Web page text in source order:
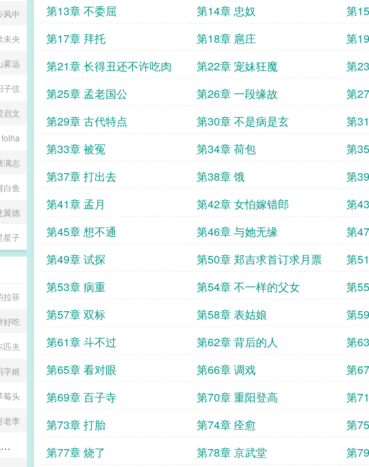
第13章 不委屈
第14章 忠奴 第
第17章 拜托
第18章 扈庄 第
第21章 长得丑还不许吃肉
第22章 宠妹狂魔 第
第25章 孟老国公
第26章 一段缘故 第
第29章 古代特点
第30章 不是病是玄 第
第33章 被冤
第34章 荷包 第
第37章 打出去
第38章 饿 第
第41章 孟月
第42章 女怕嫁错郎 第
第45章 想不通
第46章 与她无缘 第
第49章 试探
第50章 郑吉求首订求月票 第
第53章 病重
第54章 不一样的父女 第
第57章 双标
第58章 表姑娘 第
第61章 斗不过
第62章 背后的人 第
第65章 看对眼
第66章 调戏 第
第69章 百子寺
第70章 重阳登高 第
第73章 打胎
第74章 痊愈 第
第77章 烧了
第78章 京武堂 第
风中
未央
雾远
子弦
启文
folha
满志
白鱼
翼德
星子
拉菲
好吃
匹夫
字姬
莓头
老李
把妄图废黜我的女帝母亲肏成齁哦哦哦哦的母猪